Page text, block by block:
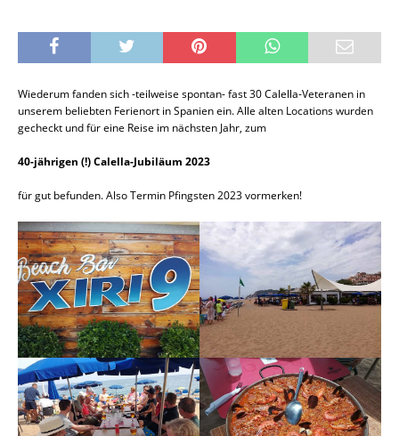
Wiederum fanden sich -teilweise spontan- fast 30 Calella-Veteranen in
unserem beliebten Ferienort in Spanien ein. Alle alten Locations wurden
gecheckt und für eine Reise im nächsten Jahr, zum
40-jährigen (!) Calella-Jubiläum 2023
für gut befunden. Also Termin Pfingsten 2023 vormerken!